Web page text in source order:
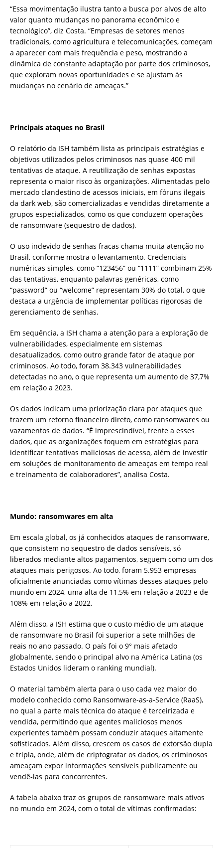
“Essa movimentação ilustra tanto a busca por alvos de alto
valor quanto mudanças no panorama econômico e
tecnológico”, diz Costa. “Empresas de setores menos
tradicionais, como agricultura e telecomunicações, começam
a aparecer com mais frequência e peso, mostrando a
dinâmica de constante adaptação por parte dos criminosos,
que exploram novas oportunidades e se ajustam às
mudanças no cenário de ameaças.”
Principais ataques no Brasil
O relatório da ISH também lista as principais estratégias e
objetivos utilizados pelos criminosos nas quase 400 mil
tentativas de ataque. A reutilização de senhas expostas
representa o maior risco às organizações. Alimentadas pelo
mercado clandestino de acessos iniciais, em fóruns ilegais
da dark web, são comercializadas e vendidas diretamente a
grupos especializados, como os que conduzem operações
de ransomware (sequestro de dados).
O uso indevido de senhas fracas chama muita atenção no
Brasil, conforme mostra o levantamento. Credenciais
numéricas simples, como “123456” ou “1111” combinam 25%
das tentativas, enquanto palavras genéricas, como
“password” ou “welcome” representam 30% do total, o que
destaca a urgência de implementar políticas rigorosas de
gerenciamento de senhas.
Em sequência, a ISH chama a atenção para a exploração de
vulnerabilidades, especialmente em sistemas
desatualizados, como outro grande fator de ataque por
criminosos. Ao todo, foram 38.343 vulnerabilidades
detectadas no ano, o que representa um aumento de 37,7%
em relação a 2023.
Os dados indicam uma priorização clara por ataques que
trazem um retorno financeiro direto, como ransomwares ou
vazamentos de dados. “É imprescindível, frente a esses
dados, que as organizações foquem em estratégias para
identificar tentativas maliciosas de acesso, além de investir
em soluções de monitoramento de ameaças em tempo real
e treinamento de colaboradores”, analisa Costa.
Mundo: ransomwares em alta
Em escala global, os já conhecidos ataques de ransomware,
que consistem no sequestro de dados sensíveis, só
liberados mediante altos pagamentos, seguem como um dos
ataques mais perigosos. Ao todo, foram 5.953 empresas
oficialmente anunciadas como vítimas desses ataques pelo
mundo em 2024, uma alta de 11,5% em relação a 2023 e de
108% em relação a 2022.
Além disso, a ISH estima que o custo médio de um ataque
de ransomware no Brasil foi superior a sete milhões de
reais no ano passado. O país foi o 9° mais afetado
globalmente, sendo o principal alvo na América Latina (os
Estados Unidos lideram o ranking mundial).
O material também alerta para o uso cada vez maior do
modelo conhecido como Ransomware-as-a-Service (RaaS),
no qual a parte mais técnica do ataque é terceirizada e
vendida, permitindo que agentes maliciosos menos
experientes também possam conduzir ataques altamente
sofisticados. Além disso, crescem os casos de extorsão dupla
e tripla, onde, além de criptografar os dados, os criminosos
ameaçam expor informações sensíveis publicamente ou
vendê-las para concorrentes.
A tabela abaixo traz os grupos de ransomware mais ativos
no mundo em 2024, com o total de vítimas confirmadas: